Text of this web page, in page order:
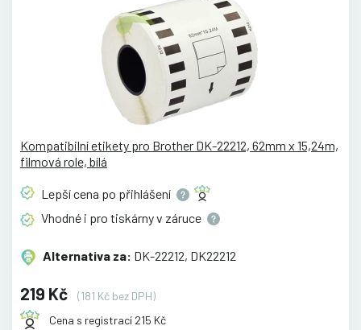
Kompatibilní etikety pro Brother DK-22212, 62mm x 15,24m,
filmová role, bílá
Lepší cena po přihlášení
Vhodné i pro tiskárny v záruce
Alternativa za: DK-22212, DK22212
219 Kč
(181 Kč bez DPH)
Cena s registrací 215 Kč